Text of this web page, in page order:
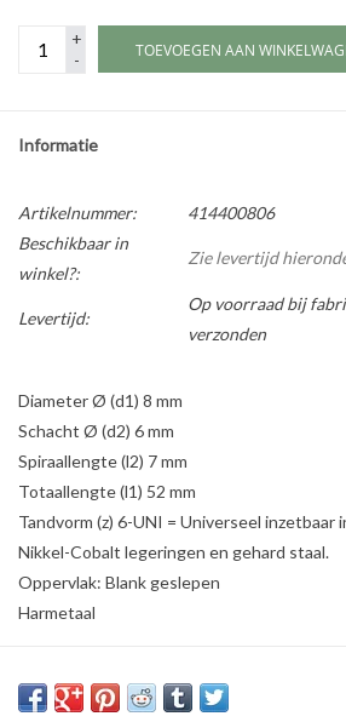
Cadeaubonnen &
Relatiegeschenken |
Onderdelen |
Oliën & Smeermiddelen |
TIPS & KENNIS
+
-
TOEVOEGEN AAN
Informatie
Artikelnummer:
414400806
Beschikbaar in
winkel?:
Zie levertijd
Levertijd:
Op voorraad bij
verzonden
Diameter Ø (d1) 8 mm
Schacht Ø (d2) 6 mm
Spiraallengte (l2) 7 mm
Totaallengte (l1) 52 mm
Tandvorm (z) 6-UNI = Universeel inzetbaar
Nikkel-Cobalt legeringen en gehard staal.
Oppervlak: Blank geslepen
Harmetaal